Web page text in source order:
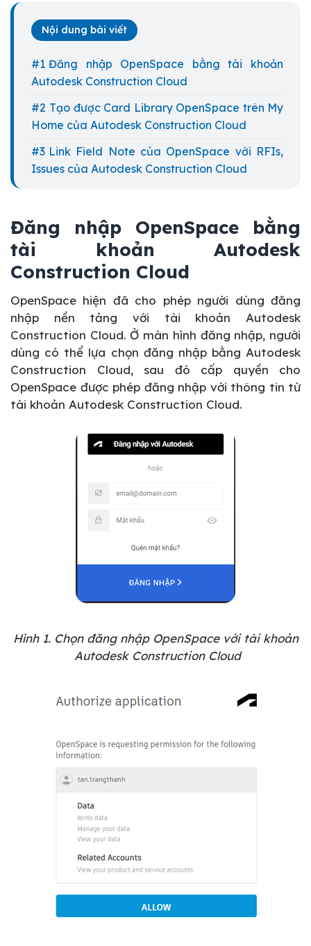
Nội dung bài viết
Đăng nhập OpenSpace bằng tài khoản
Autodesk Construction Cloud
Tạo được Card Library OpenSpace trên My
Home của Autodesk Construction Cloud
Link Field Note của OpenSpace với RFIs,
Issues của Autodesk Construction Cloud
Đăng nhập OpenSpace bằng
tài khoản Autodesk
Construction Cloud
OpenSpace hiện đã cho phép người dùng đăng
nhập nền tảng với tài khoản Autodesk
Construction Cloud. Ở màn hình đăng nhập, người
dùng có thể lựa chọn đăng nhập bằng Autodesk
Construction Cloud, sau đó cấp quyền cho
OpenSpace được phép đăng nhập với thông tin từ
tài khoản Autodesk Construction Cloud.
Hình 1. Chọn đăng nhập OpenSpace với tài khoản
Autodesk Construction Cloud